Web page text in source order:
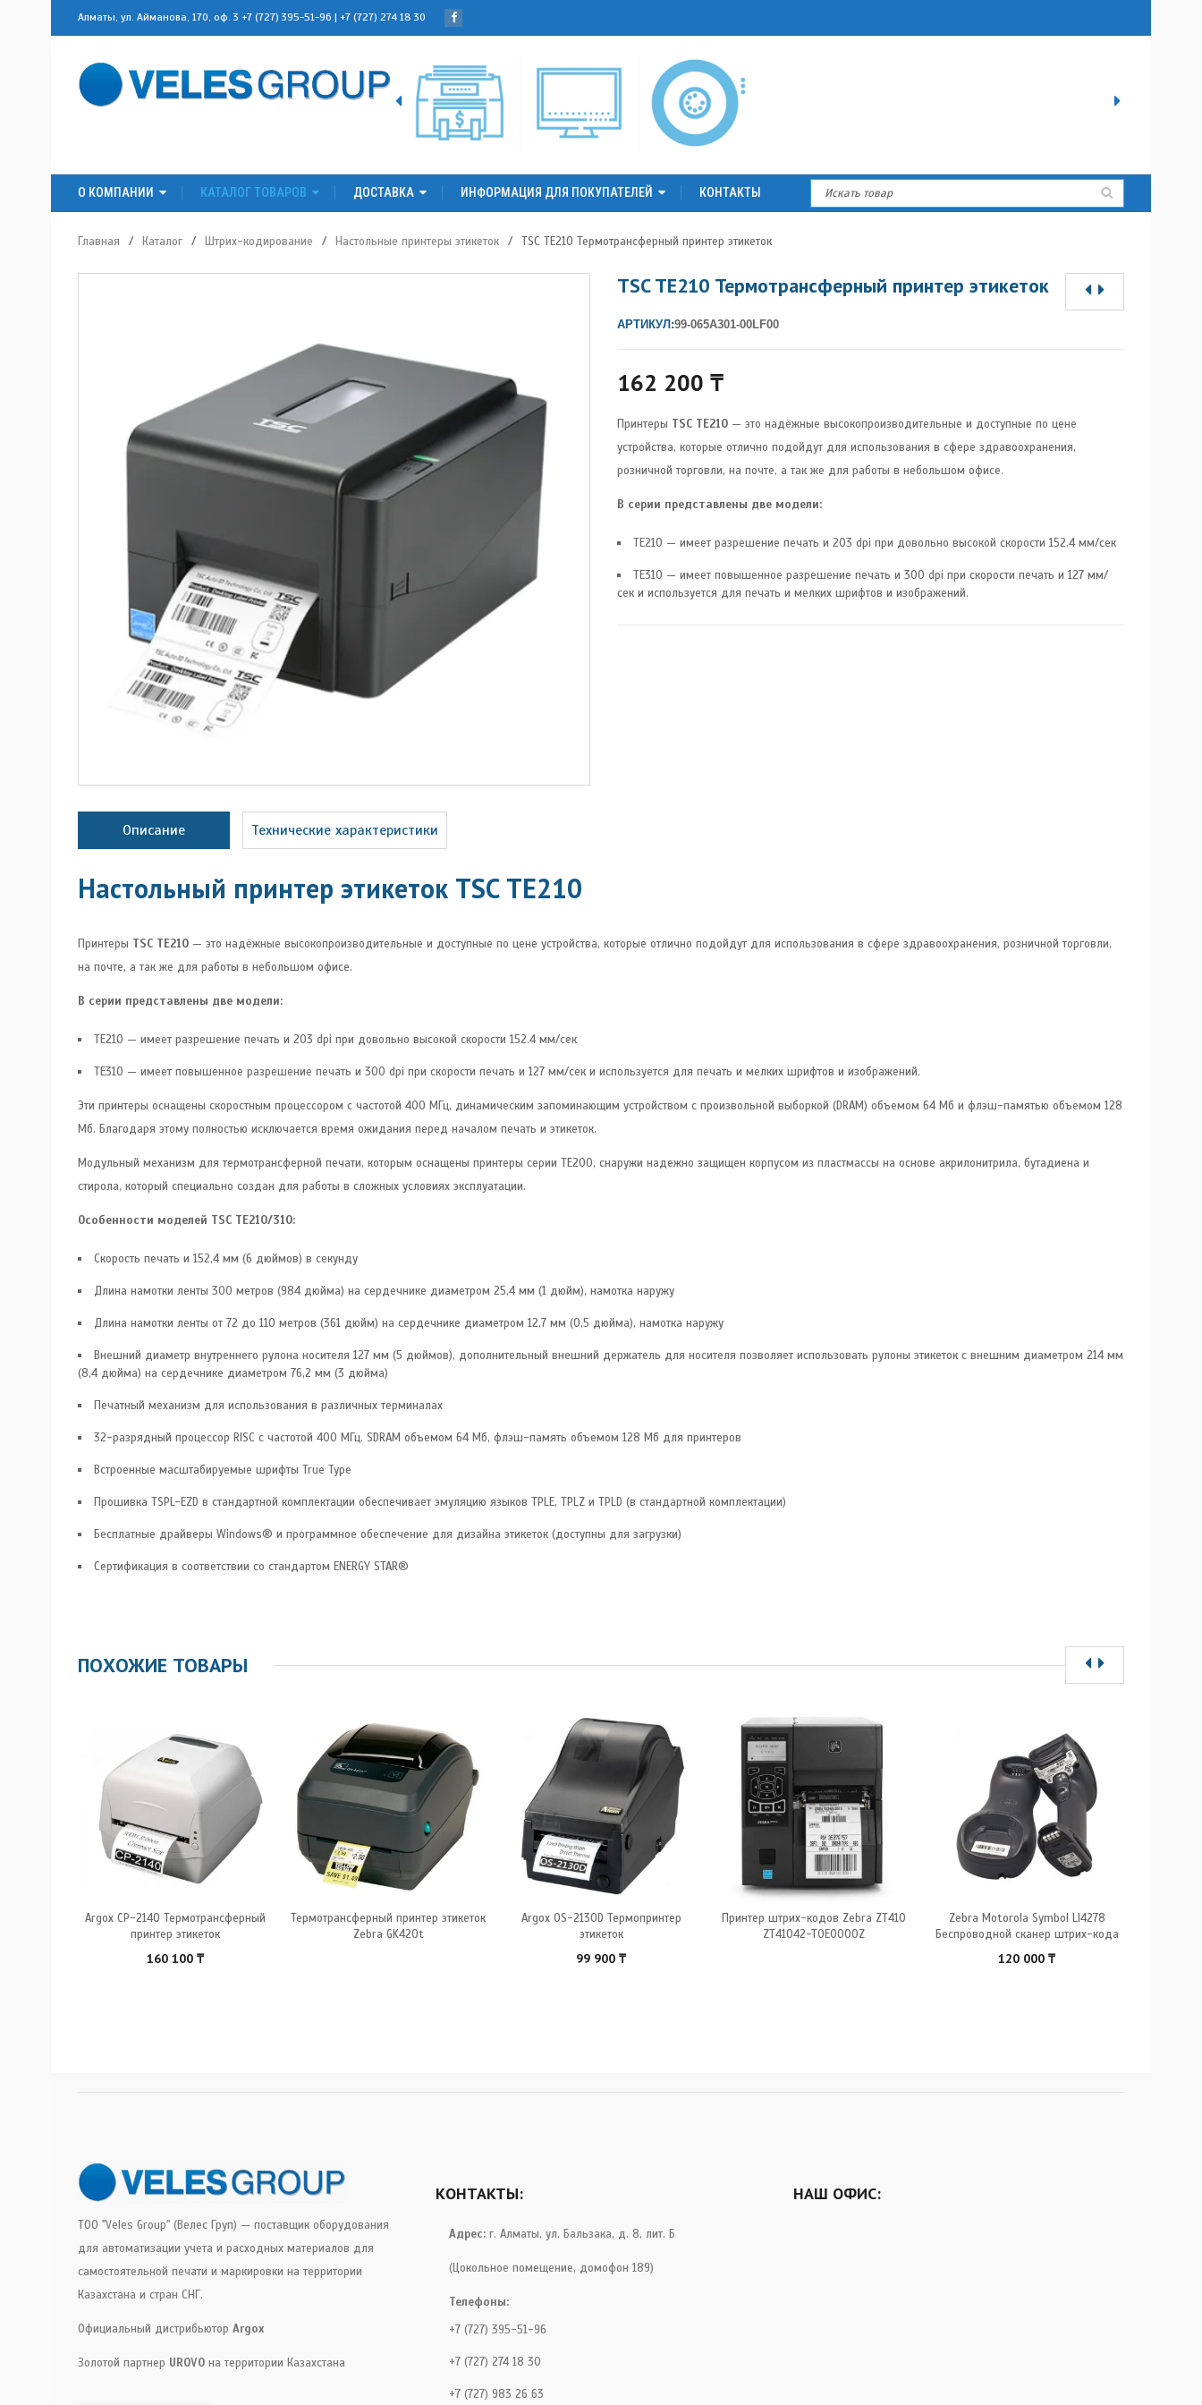
Алматы, ул. Айманова, 170, оф. 3 +7 (727) 395-51-96 | +7 (727) 274 18 30
О КОМПАНИИ КАТАЛОГ ТОВАРОВ ДОСТАВКА ИНФОРМАЦИЯ ДЛЯ ПОКУПАТЕЛЕЙ КОНТАКТЫ
Главная / Каталог / Штрих-кодирование / Настольные принтеры этикеток / TSC TE210 Термотрансферный принтер этикеток
TSC TE210 Термотрансферный принтер этикеток
АРТИКУЛ:99-065A301-00LF00
162 200₸
Принтеры TSC TE210 — это надёжные высокопроизводительные и доступные по цене
устройства, которые отлично подойдут для использования в сфере здравоохранения,
розничной торговли, на почте, а так же для работы в небольшом офисе.
В серии представлены две модели:
TE210 — имеет разрешение печать и 203 dpi при довольно высокой скорости 152.4 мм/сек
TE310 — имеет повышенное разрешение печать и 300 dpi при скорости печать и 127 мм/
сек и используется для печать и мелких шрифтов и изображений.
Описание Технические характеристики
Настольный принтер этикеток TSC ТE210
Принтеры TSC TE210 — это надёжные высокопроизводительные и доступные по цене устройства, которые отлично подойдут для использования в сфере здравоохранения, розничной торговли,
на почте, а так же для работы в небольшом офисе.
В серии представлены две модели:
TE210 — имеет разрешение печать и 203 dpi при довольно высокой скорости 152.4 мм/сек
TE310 — имеет повышенное разрешение печать и 300 dpi при скорости печать и 127 мм/сек и используется для печать и мелких шрифтов и изображений.
Эти принтеры оснащены скоростным процессором с частотой 400 МГц, динамическим запоминающим устройством с произвольной выборкой (DRAM) объемом 64 Мб и флэш-памятью объемом 128
Мб. Благодаря этому полностью исключается время ожидания перед началом печать и этикеток.
Модульный механизм для термотрансферной печати, которым оснащены принтеры серии TE200, снаружи надежно защищен корпусом из пластмассы на основе акрилонитрила, бутадиена и
стирола, который специально создан для работы в сложных условиях эксплуатации.
Особенности моделей TSC TE210/310:
Скорость печать и 152,4 мм (6 дюймов) в секунду
Длина намотки ленты 300 метров (984 дюйма) на сердечнике диаметром 25,4 мм (1 дюйм), намотка наружу
Длина намотки ленты от 72 до 110 метров (361 дюйм) на сердечнике диаметром 12,7 мм (0,5 дюйма), намотка наружу
Внешний диаметр внутреннего рулона носителя 127 мм (5 дюймов), дополнительный внешний держатель для носителя позволяет использовать рулоны этикеток с внешним диаметром 214 мм
(8,4 дюйма) на сердечнике диаметром 76,2 мм (3 дюйма)
Печатный механизм для использования в различных терминалах
32-разрядный процессор RISC с частотой 400 МГц. SDRAM объемом 64 Мб, флэш-память объемом 128 Мб для принтеров
Встроенные масштабируемые шрифты True Type
Прошивка TSPL-EZD в стандартной комплектации обеспечивает эмуляцию языков TPLE, TPLZ и TPLD (в стандартной комплектации)
Бесплатные драйверы Windows® и программное обеспечение для дизайна этикеток (доступны для загрузки)
Сертификация в соответствии со стандартом ENERGY STAR®
ПОХОЖИЕ ТОВАРЫ
Argox CP-2140 Термотрансферный
принтер этикеток
160 100 ₸
Термотрансферный принтер этикеток
Zebra GK420t
Argox OS-2130D Термопринтер
этикеток
99 900 ₸
Принтер штрих-кодов Zebra ZT410
ZT41042-T0E0000Z
Zebra Motorola Symbol LI4278
Беспроводной сканер штрих-кода
120 000 ₸
ТОО "Veles Group" (Велес Груп) — поставщик оборудования
для автоматизации учета и расходных материалов для
самостоятельной печати и маркировки на территории
Казахстана и стран СНГ.
Официальный дистрибьютор Argox
Золотой партнер UROVO на территории Казахстана
КОНТАКТЫ:
Адрес: г. Алматы, ул. Бальзака, д. 8, лит. Б
(Цокольное помещение, домофон 189)
Телефоны:
+7 (727) 395-51-96
+7 (727) 274 18 30
+7 (727) 983 26 63
НАШ ОФИС: